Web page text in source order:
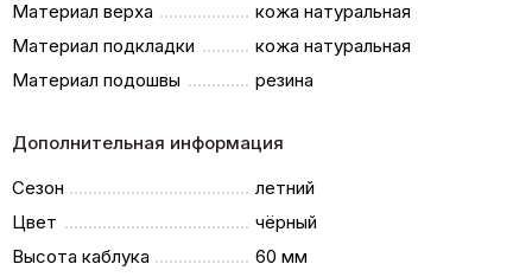
Материал верха
кожа натуральная
Материал подкладки
кожа натуральная
Материал подошвы
резина
Дополнительная информация
Сезон
летний
Цвет
чёрный
Высота каблука
60 мм